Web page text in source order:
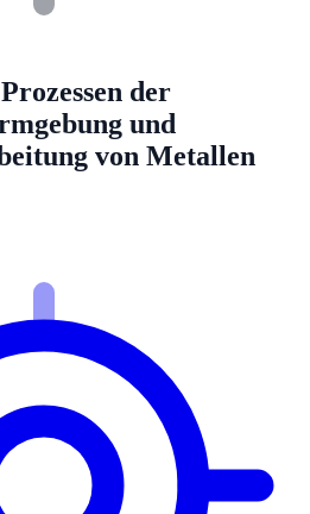
der
und
von Metallen